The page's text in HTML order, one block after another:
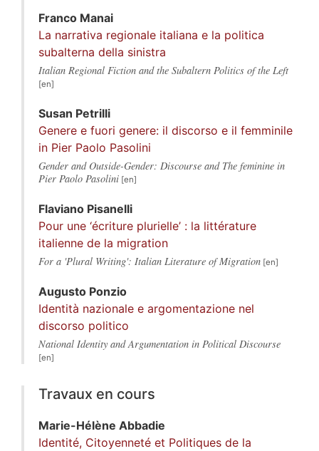
Franco Manai
La narrativa regionale italiana e la politica
subalterna della sinistra
Italian Regional Fiction and the Subaltern Politics of the Left
Susan Petrilli
Genere e fuori genere: il discorso e il femminile
in Pier Paolo Pasolini
Gender and Outside-Gender: Discourse and The feminine in
Pier Paolo Pasolini
Flaviano Pisanelli
Pour une ‘écriture plurielle’ : la littérature
italienne de la migration
For a 'Plural Writing': Italian Literature of Migration
Augusto Ponzio
Identità nazionale e argomentazione nel
discorso politico
National Identity and Argumentation in Political Discourse
Travaux en cours
Marie-Hélène Abbadie
Identité, Citoyenneté et Politiques de la